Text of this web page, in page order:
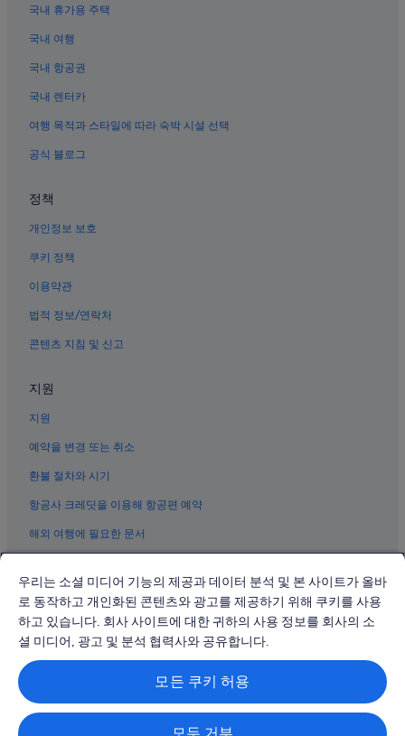
장장 호텔
상하이의 전자레인지 구비 호텔
양쯔강 삼각주의 Kimpton Hotels
상하이의 Starway Hotels
상하이의 Regal Hotels International
상하이의 부티크 호텔
상하이의 워터파크 호텔
양쯔강 삼각주의 캐러밴 파크
상하이의 4성급 호텔
상하이의 Kempinski Hotels & Resorts
양쯔강 삼각주의 온천 호텔
상하이의 빌라
상하이의 아파트식 호텔
상하이의 카지노 호텔
상하이의 Ascott 호텔
상하이의 아파트
상하이의 사우나가 있는 호텔
상하이의 아침 식사 제공 호텔
상하이의 Jin Jiang Hotels
상하이의 스파가 있는 리조트 및 호텔
상하이의 가족 여행 호텔
국내 휴가용 주택
국내 여행
국내 항공권
국내 렌터카
여행 목적과 스타일에 따라 숙박 시설 선택
공식 블로그
정책
개인정보 보호
쿠키 정책
이용약관
법적 정보/연락처
콘텐츠 지침 및 신고
지원
지원
예약을 변경 또는 취소
환불 절차와 시기
항공사 크레딧을 이용해 항공편 예약
해외 여행에 필요한 문서
© 2026 Expedia, Inc., Expedia Group 계열사. All rights reserved.
Expedia 및 비행기 로고는 Expedia, Inc.의 상표 또는 등록 상표입니다.
분쟁 해결: 전화: 02-3480-0118, 이메일: travel@support.expedia.co.kr
트래블파트너익스체인지코리아 주식회사. 사업자등록번호: 821-88-01025
익스피디아트래블코리아 주식회사, 서울특별시 종로구 종로5길 7(청진동).
관광사업자등록번호: 제2016-000008호, 통신판매업신고번호: 2015-서울
우리는 소셜 미디어 기능의 제공과 데이터 분석 및 본 사이트가 올바
로 동작하고 개인화된 콘텐츠와 광고를 제공하기 위해 쿠키를 사용
하고 있습니다. 회사 사이트에 대한 귀하의 사용 정보를 회사의 소
셜 미디어, 광고 및 분석 협력사와 공유합니다.
모든 쿠키 허용